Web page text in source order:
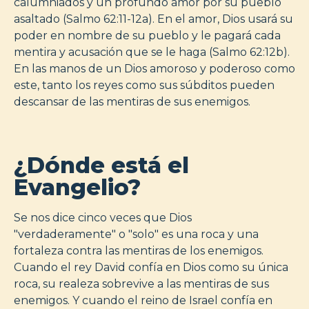
asaltado (Salmo 62:11-12a). En el amor, Dios usará su
poder en nombre de su pueblo y le pagará cada
mentira y acusación que se le haga (Salmo 62:12b).
En las manos de un Dios amoroso y poderoso como
este, tanto los reyes como sus súbditos pueden
descansar de las mentiras de sus enemigos.
¿Dónde está el
Evangelio?
Se nos dice cinco veces que Dios
"verdaderamente" o "solo" es una roca y una
fortaleza contra las mentiras de los enemigos.
Cuando el rey David confía en Dios como su única
roca, su realeza sobrevive a las mentiras de sus
enemigos. Y cuando el reino de Israel confía en